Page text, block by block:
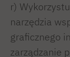
r)
narzędzia
graficznego
zarządzanie